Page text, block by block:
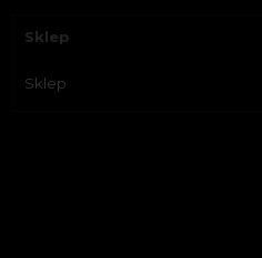
Sklep
Sklep